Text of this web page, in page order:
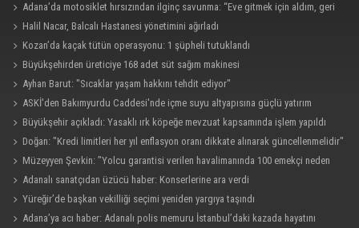
Adana’da motosiklet hırsızından ilginç savunma: “Eve gitmek için aldım, geri
verecektim”
Halil Nacar, Balcalı Hastanesi yönetimini ağırladı
Kozan’da kaçak tütün operasyonu: 1 şüpheli tutuklandı
Büyükşehirden üreticiye 168 adet süt sağım makinesi
Ayhan Barut: "Sıcaklar yaşam hakkını tehdit ediyor"
ASKİ'den Bakımyurdu Caddesi'nde içme suyu altyapısına güçlü yatırım
Büyükşehir açıkladı: Yasaklı ırk köpeğe mevzuat kapsamında işlem yapıldı
Doğan: "Kredi limitleri her yıl enflasyon oranı dikkate alınarak güncellenmelidir"
Müzeyyen Şevkin: "Yolcu garantisi verilen havalimanında 100 emekçi neden
işten çıkarılıyor?"
Adanalı sanatçıdan üzücü haber: Konserlerine ara verdi
Yüreğir’de başkan vekilliği seçimi yeniden yargıya taşındı
Adana’ya acı haber: Adanalı polis memuru İstanbul’daki kazada hayatını